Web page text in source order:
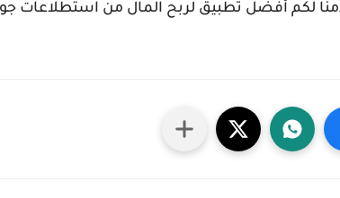
لكم أفضل تطبيق لربح المال من استطلاعات